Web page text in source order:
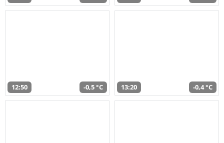
12:50 -0,5 °C 13:20 -0,4 °C